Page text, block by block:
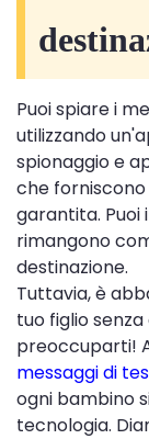
Puoi spiare i
utilizzando
spionaggio e
che forniscono
garantita. Puoi
rimangono
destinazione.
Tuttavia, è
tuo figlio
preoccuparti!
messaggi di
ogni bambino
tecnologia.